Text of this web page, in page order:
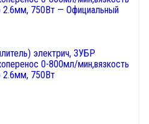
электрич, ЗУБР
0-800мл/мин,вязкость
2.6мм, 750Вт